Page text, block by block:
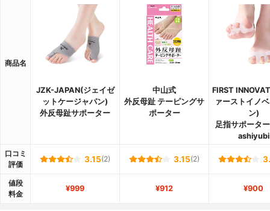
商品名
JZK-JAPAN(ジェイゼ
ットケージャパン)
外反母趾サポーター
中山式
外反母趾 テーピングサ
ポーター
FIRST
ァーストイノ
ン)
足指サポータ
ashiyubi
口コミ
評価
3.15(2) 3.15(2)
値段
料金
¥999 ¥912 ¥900